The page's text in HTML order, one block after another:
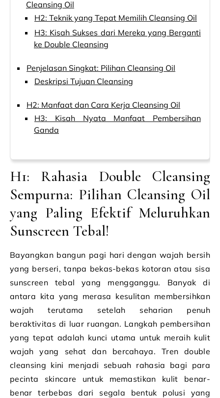
Cleansing Oil
H2: Teknik yang Tepat Memilih Cleansing Oil
H3: Kisah Sukses dari Mereka yang Berganti
ke Double Cleansing
Penjelasan Singkat: Pilihan Cleansing Oil
Deskripsi Tujuan Cleansing
H2: Manfaat dan Cara Kerja Cleansing Oil
H3: Kisah Nyata Manfaat Pembersihan
Ganda
H1: Rahasia Double Cleansing
Sempurna: Pilihan Cleansing Oil
yang Paling Efektif Meluruhkan
Sunscreen Tebal!
Bayangkan bangun pagi hari dengan wajah bersih
yang berseri, tanpa bekas-bekas kotoran atau sisa
sunscreen tebal yang mengganggu. Banyak di
antara kita yang merasa kesulitan membersihkan
wajah terutama setelah seharian penuh
beraktivitas di luar ruangan. Langkah pembersihan
yang tepat adalah kunci utama untuk meraih kulit
wajah yang sehat dan bercahaya. Tren double
cleansing kini menjadi sebuah rahasia bagi para
pecinta skincare untuk memastikan kulit benar-
benar terbebas dari segala bentuk polusi yang